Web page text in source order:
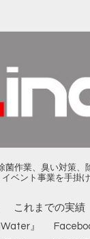
作業、臭い対策
ベント事業を手掛け
これまでの実績
』